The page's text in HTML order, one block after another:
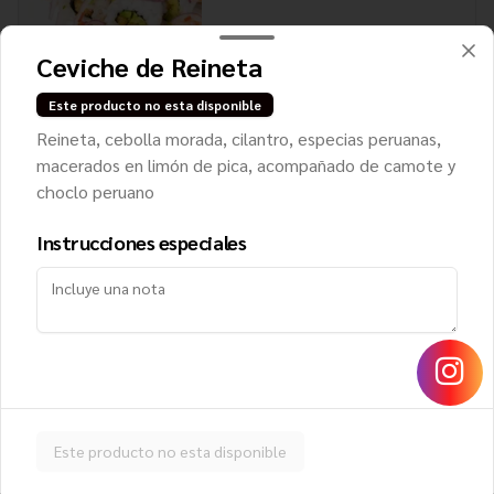
$8.250
Lomo Saltado Roll
Filete de vacuno, queso crema y
cebollín, cubierto con cebolla morada,
$8.950
Mango Roll
Camarón furai y queso crema, envuelto
en mango, cubierto con ceviche de
$8.450
Ceviche de Reineta
Este producto no esta disponible
Reineta, cebolla morada, cilantro, especias peruanas,
macerados en limón de pica, acompañado de camote y
choclo peruano
Instrucciones especiales
Este producto no esta disponible